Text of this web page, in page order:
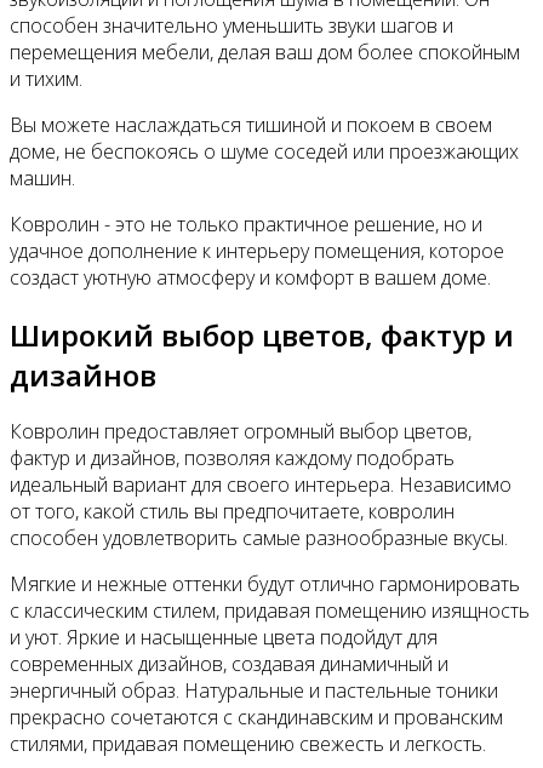
способен значительно уменьшить звуки шагов и
перемещения мебели, делая ваш дом более спокойным
и тихим.
Вы можете наслаждаться тишиной и покоем в своем
доме, не беспокоясь о шуме соседей или проезжающих
машин.
Ковролин - это не только практичное решение, но и
удачное дополнение к интерьеру помещения, которое
создаст уютную атмосферу и комфорт в вашем доме.
Широкий выбор цветов, фактур и
дизайнов
Ковролин предоставляет огромный выбор цветов,
фактур и дизайнов, позволяя каждому подобрать
идеальный вариант для своего интерьера. Независимо
от того, какой стиль вы предпочитаете, ковролин
способен удовлетворить самые разнообразные вкусы.
Мягкие и нежные оттенки будут отлично гармонировать
с классическим стилем, придавая помещению изящность
и уют. Яркие и насыщенные цвета подойдут для
современных дизайнов, создавая динамичный и
энергичный образ. Натуральные и пастельные тоники
прекрасно сочетаются с скандинавским и прованским
стилями, придавая помещению свежесть и легкость.